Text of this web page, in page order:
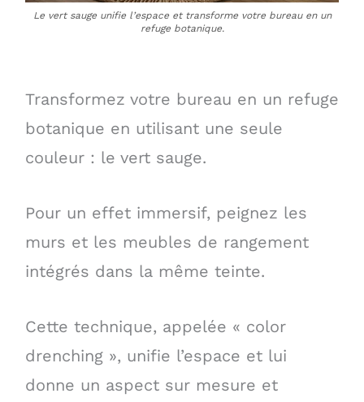
Le vert sauge unifie l’espace et transforme votre bureau en un
refuge botanique.
Transformez votre bureau en un refuge
botanique en utilisant une seule
couleur : le vert sauge.
Pour un effet immersif, peignez les
murs et les meubles de rangement
intégrés dans la même teinte.
Cette technique, appelée « color
drenching », unifie l’espace et lui
donne un aspect sur mesure et